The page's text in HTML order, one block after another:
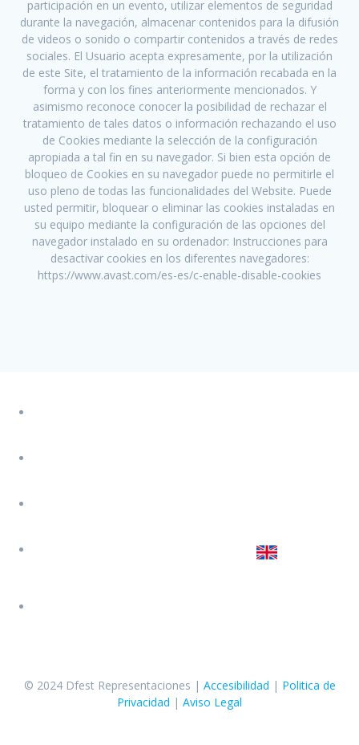
participación en un evento, utilizar elementos de seguridad
durante la navegación, almacenar contenidos para la difusión
de videos o sonido o compartir contenidos a través de redes
sociales. El Usuario acepta expresamente, por la utilización
de este Site, el tratamiento de la información recabada en la
forma y con los fines anteriormente mencionados. Y
asimismo reconoce conocer la posibilidad de rechazar el
tratamiento de tales datos o información rechazando el uso
de Cookies mediante la selección de la configuración
apropiada a tal fin en su navegador. Si bien esta opción de
bloqueo de Cookies en su navegador puede no permitirle el
uso pleno de todas las funcionalidades del Website. Puede
usted permitir, bloquear o eliminar las cookies instaladas en
su equipo mediante la configuración de las opciones del
navegador instalado en su ordenador: Instrucciones para
desactivar cookies en los diferentes navegadores:
https://www.avast.com/es-es/c-enable-disable-cookies
© 2024 Dfest Representaciones | Accesibilidad | Politica de
Privacidad | Aviso Legal